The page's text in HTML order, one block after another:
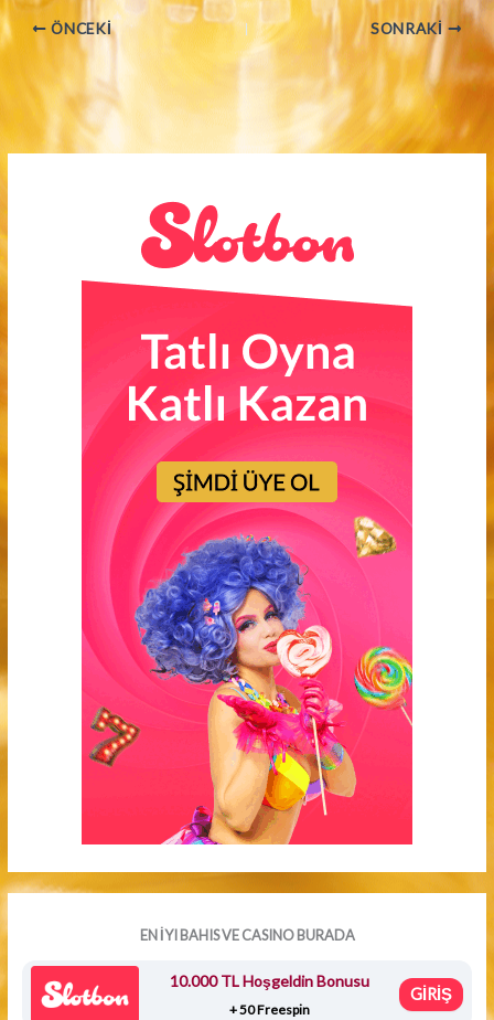
ÖNCEKI SONRAKI
EN İYI BAHIS VE CASINO BURADA
10.000 TL Hoşgeldin Bonusu
+ 50 Freespin
GİRİŞ